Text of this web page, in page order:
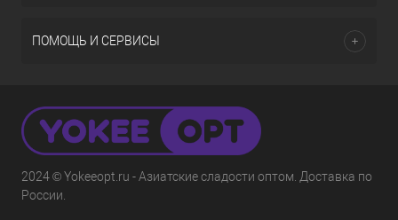
ПОМОЩЬ И СЕРВИСЫ
2024 © Yokeeopt.ru - Азиатские сладости оптом. Доставка по
России.